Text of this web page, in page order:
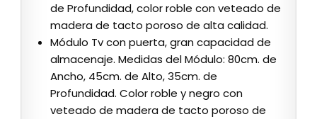
de Profundidad, color roble con veteado de
madera de tacto poroso de alta calidad.
Módulo Tv con puerta, gran capacidad de
almacenaje. Medidas del Módulo: 80cm. de
Ancho, 45cm. de Alto, 35cm. de
Profundidad. Color roble y negro con
veteado de madera de tacto poroso de